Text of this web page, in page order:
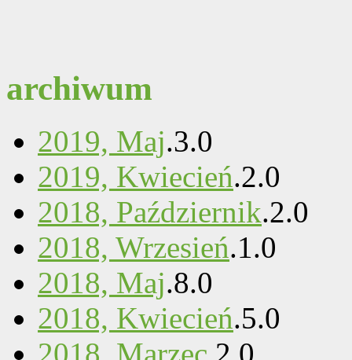
archiwum
2019, Maj.3.0
2019, Kwiecień.2.0
2018, Październik.2.0
2018, Wrzesień.1.0
2018, Maj.8.0
2018, Kwiecień.5.0